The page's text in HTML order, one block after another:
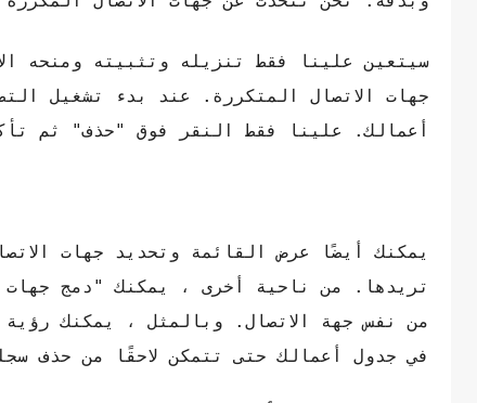
سيتعين علينا فقط تنزيله وتثبيته ومنحه
جهات الاتصال المتكررة. عند بدء تشغيل
أعمالك. علينا فقط النقر فوق "حذف" ثم
يمكنك أيضًا عرض القائمة وتحديد جهات
تريدها. من ناحية أخرى ، يمكنك "دمج جهات
في جدول أعمالك حتى تتمكن لاحقًا من حذف